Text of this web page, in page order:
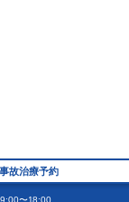
故治療予約
〜18:00
故治療予約
〜18:00